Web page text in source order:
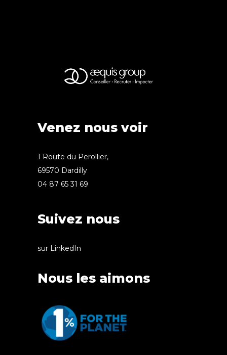
Venez nous voir
1 Route du Perollier,
69570 Dardilly
04 87 65 31 69
Suivez nous
sur LinkedIn
Nous les aimons